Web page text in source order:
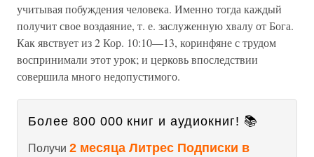
учитывая побуждения человека. Именно тогда каждый
получит свое воздаяние, т. е. заслуженную хвалу от Бога.
Как явствует из 2 Кор. 10:10—13, коринфяне с трудом
воспринимали этот урок; и церковь впоследствии
совершила много недопустимого.
Более 800 000 книг и аудиокниг! 📚
Получи 2 месяца Литрес Подписки в